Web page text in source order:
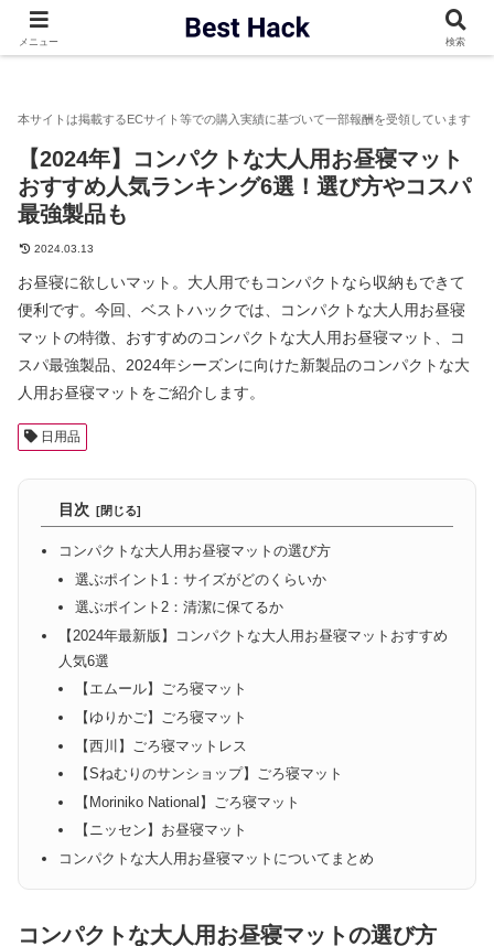
【2024年】コンパクトな大人用お昼寝マ
【2024年】コンパクトな大人用お昼寝マット
おすすめ人気ランキング6選！選び方やコスパ
最強製品も
2024.03.13
お昼寝に欲しいマット。大人用でもコンパクトなら収納もできて
便利です。今回、ベストハックでは、コンパクトな大人用お昼寝
マットの特徴、おすすめのコンパクトな大人用お昼寝マット、コ
スパ最強製品、2024年シーズンに向けた新製品のコンパクトな大
人用お昼寝マットをご紹介します。
日用品
目次
コンパクトな大人用お昼寝マットの選び方
選ぶポイント1：サイズがどのくらいか
選ぶポイント2：清潔に保てるか
【2024年最新版】コンパクトな大人用お昼寝マットおすすめ
人気6選
【エムール】ごろ寝マット
【ゆりかご】ごろ寝マット
【西川】ごろ寝マットレス
【Sねむりのサンショップ】ごろ寝マット
【Moriniko National】ごろ寝マット
【ニッセン】お昼寝マット
コンパクトな大人用お昼寝マットについてまとめ
コンパクトな大人用お昼寝マットの選び方
メニュー 検索